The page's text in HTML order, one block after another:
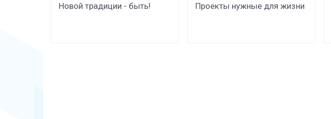
Новой традиции - быть! Проекты нужные для жизни